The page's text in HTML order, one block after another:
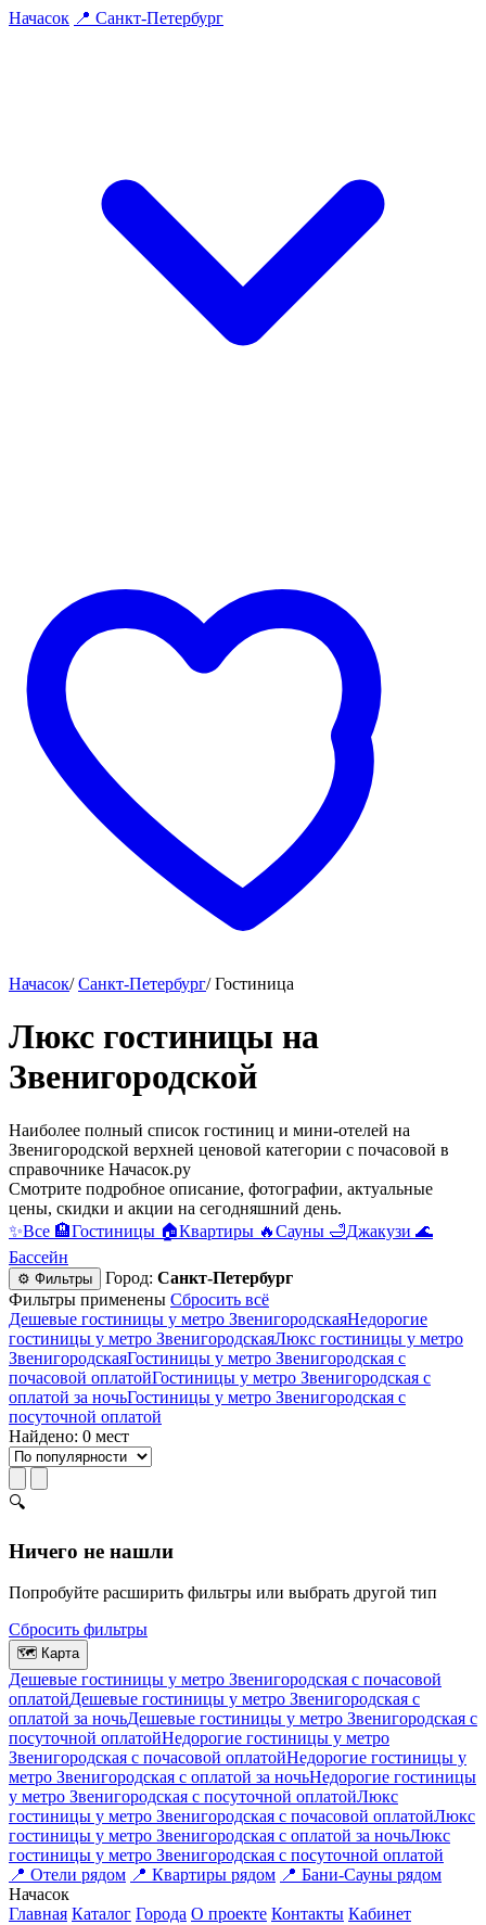
Начасок 📍 Санкт-Петербург
Начасок/ Санкт-Петербург/ Гостиница
Люкс гостиницы на
Звенигородской
Наиболее полный список гостиниц и мини-отелей на
Звенигородской верхней ценовой категории c почасовой в
справочнике Начасок.ру
Смотрите подробное описание, фотографии, актуальные
цены, скидки и акции на сегодняшний день.
✨Все 🏨Гостиницы 🏠Квартиры 🔥Сауны 🛁Джакузи 🌊
Бассейн
⚙ Фильтры Город: Санкт-Петербург
Фильтры применены Сбросить всё
Дешевые гостиницы у метро ЗвенигородскаяНедорогие
гостиницы у метро ЗвенигородскаяЛюкс гостиницы у метро
ЗвенигородскаяГостиницы у метро Звенигородская c
почасовой оплатойГостиницы у метро Звенигородская с
оплатой за ночьГостиницы у метро Звенигородская c
посуточной оплатой
Найдено: 0 мест
🔍
Ничего не нашли
Попробуйте расширить фильтры или выбрать другой тип
Сбросить фильтры
🗺 Карта
Дешевые гостиницы у метро Звенигородская c почасовой
оплатойДешевые гостиницы у метро Звенигородская с
оплатой за ночьДешевые гостиницы у метро Звенигородская c
посуточной оплатойНедорогие гостиницы у метро
Звенигородская c почасовой оплатойНедорогие гостиницы у
метро Звенигородская с оплатой за ночьНедорогие гостиницы
у метро Звенигородская c посуточной оплатойЛюкс
гостиницы у метро Звенигородская c почасовой оплатойЛюкс
гостиницы у метро Звенигородская с оплатой за ночьЛюкс
гостиницы у метро Звенигородская c посуточной оплатой
📍 Отели рядом 📍 Квартиры рядом 📍 Бани-Сауны рядом
Начасок
Главная Каталог Города О проекте Контакты Кабинет